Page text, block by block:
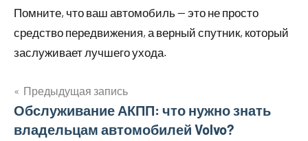
Помните, что ваш автомобиль — это не просто
средство передвижения, а верный спутник, который
заслуживает лучшего ухода.
Навигация
Предыдущая запись
Обслуживание АКПП: что нужно знать
владельцам автомобилей Volvo?